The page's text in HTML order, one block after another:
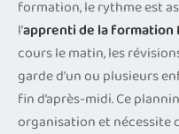
formation, le rythme est
l’apprenti de la formation
cours le matin, les
garde d’un ou plusieurs
fin d’après-midi. Ce
organisation et nécessite